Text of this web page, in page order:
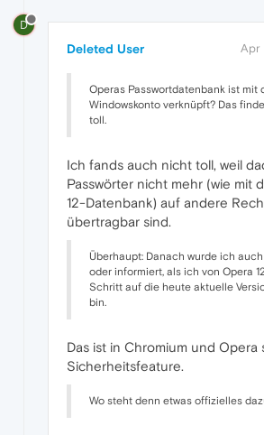
D
Deleted User Apr
Operas Passwortdatenbank ist mit
Windowskonto verknüpft? Das
toll.
Ich fands auch nicht toll, weil
Passwörter nicht mehr (wie mit
12-Datenbank) auf andere
übertragbar sind.
Überhaupt: Danach wurde ich
oder informiert, als ich von Opera
Schritt auf die heute aktuelle
bin.
Das ist in Chromium und Opera
Sicherheitsfeature.
Wo steht denn etwas offizielles